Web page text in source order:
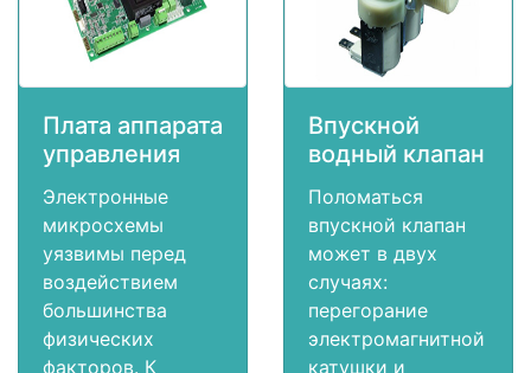
Плата аппарата
управления
Электронные
микросхемы
уязвимы перед
воздействием
большинства
физических
факторов. К
Впускной
водный клапан
Поломаться
впускной клапан
может в двух
случаях:
перегорание
электромагнитной
катушки и